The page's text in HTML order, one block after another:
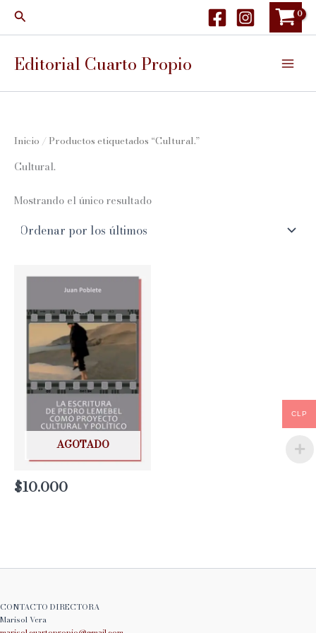
Buscar
Editorial Cuarto Propio
Inicio / Productos etiquetados “Cultural.”
Cultural.
Mostrando el único resultado
AGOTADO
$10.000
CONTACTO DIRECTORA
Marisol Vera
CLP